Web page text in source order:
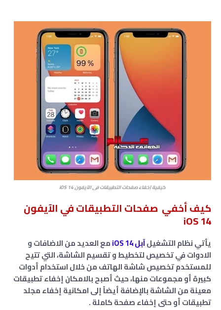
كيفية إخفاء صفحات التطبيقات في الآيفون iOS 14
كيف أخفي صفحات التطبيقات في الآيفون
iOS 14
يأتي نظام التشغيلآبل iOS 14
مع العديد من الاضافات و
الادوات في تخصيص لتخطيط و تقسيم الشاشة، التي تتيح
للمستخدم تخصيص شاشة الهاتف من خلال استخدام أدوات
كبيرة أو مجموعات منها، حيث أصبح بالامكان إخفاء تطبيقات
معينة من الشاشة بالإضافة أيضاً إلى امكانية إخفاء مجلد
تطبيقات أو حتى إخفاء صفحة كاملة .